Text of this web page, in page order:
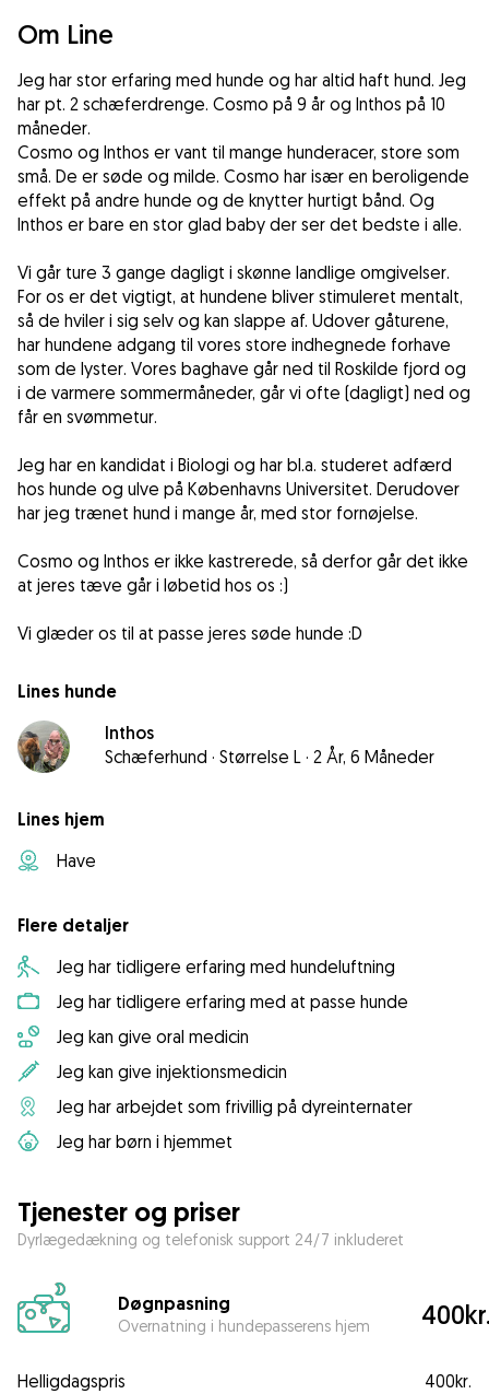
Om Line
Jeg har stor erfaring med hunde og har altid haft hund. Jeg
har pt. 2 schæferdrenge. Cosmo på 9 år og Inthos på 10
måneder.
Cosmo og Inthos er vant til mange hunderacer, store som
små. De er søde og milde. Cosmo har især en beroligende
effekt på andre hunde og de knytter hurtigt bånd. Og
Inthos er bare en stor glad baby der ser det bedste i alle.
Vi går ture 3 gange dagligt i skønne landlige omgivelser.
For os er det vigtigt, at hundene bliver stimuleret mentalt,
så de hviler i sig selv og kan slappe af. Udover gåturene,
har hundene adgang til vores store indhegnede forhave
som de lyster. Vores baghave går ned til Roskilde fjord og
i de varmere sommermåneder, går vi ofte (dagligt) ned og
får en svømmetur.
Jeg har en kandidat i Biologi og har bl.a. studeret adfærd
hos hunde og ulve på Københavns Universitet. Derudover
har jeg trænet hund i mange år, med stor fornøjelse.
Cosmo og Inthos er ikke kastrerede, så derfor går det ikke
at jeres tæve går i løbetid hos os :)
Vi glæder os til at passe jeres søde hunde :D
Lines hunde
Inthos
Schæferhund · Størrelse L · 2 År, 6 Måneder
Lines hjem
Have
Flere detaljer
Jeg har tidligere erfaring med hundeluftning
Jeg har tidligere erfaring med at passe hunde
Jeg kan give oral medicin
Jeg kan give injektionsmedicin
Jeg har arbejdet som frivillig på dyreinternater
Jeg har børn i hjemmet
Tjenester og priser
Dyrlægedækning og telefonisk support 24/7 inkluderet
Døgnpasning
Overnatning i hundepasserens hjem
Helligdagspris
400kr.